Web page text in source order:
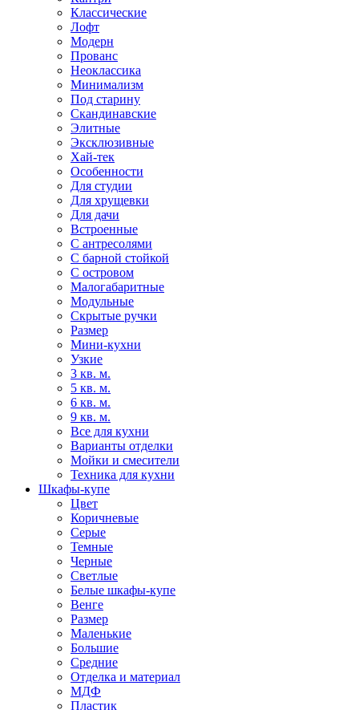
Классические
Лофт
Модерн
Прованс
Неоклассика
Минимализм
Под старину
Скандинавские
Элитные
Эксклюзивные
Хай-тек
Особенности
Для студии
Для хрущевки
Для дачи
Встроенные
С антресолями
С барной стойкой
С островом
Малогабаритные
Модульные
Скрытые ручки
Размер
Мини-кухни
Узкие
3 кв. м.
5 кв. м.
6 кв. м.
9 кв. м.
Все для кухни
Варианты отделки
Мойки и смесители
Техника для кухни
Шкафы-купе
Цвет
Коричневые
Серые
Темные
Черные
Светлые
Белые шкафы-купе
Венге
Размер
Маленькие
Большие
Средние
Отделка и материал
МДФ
Пластик